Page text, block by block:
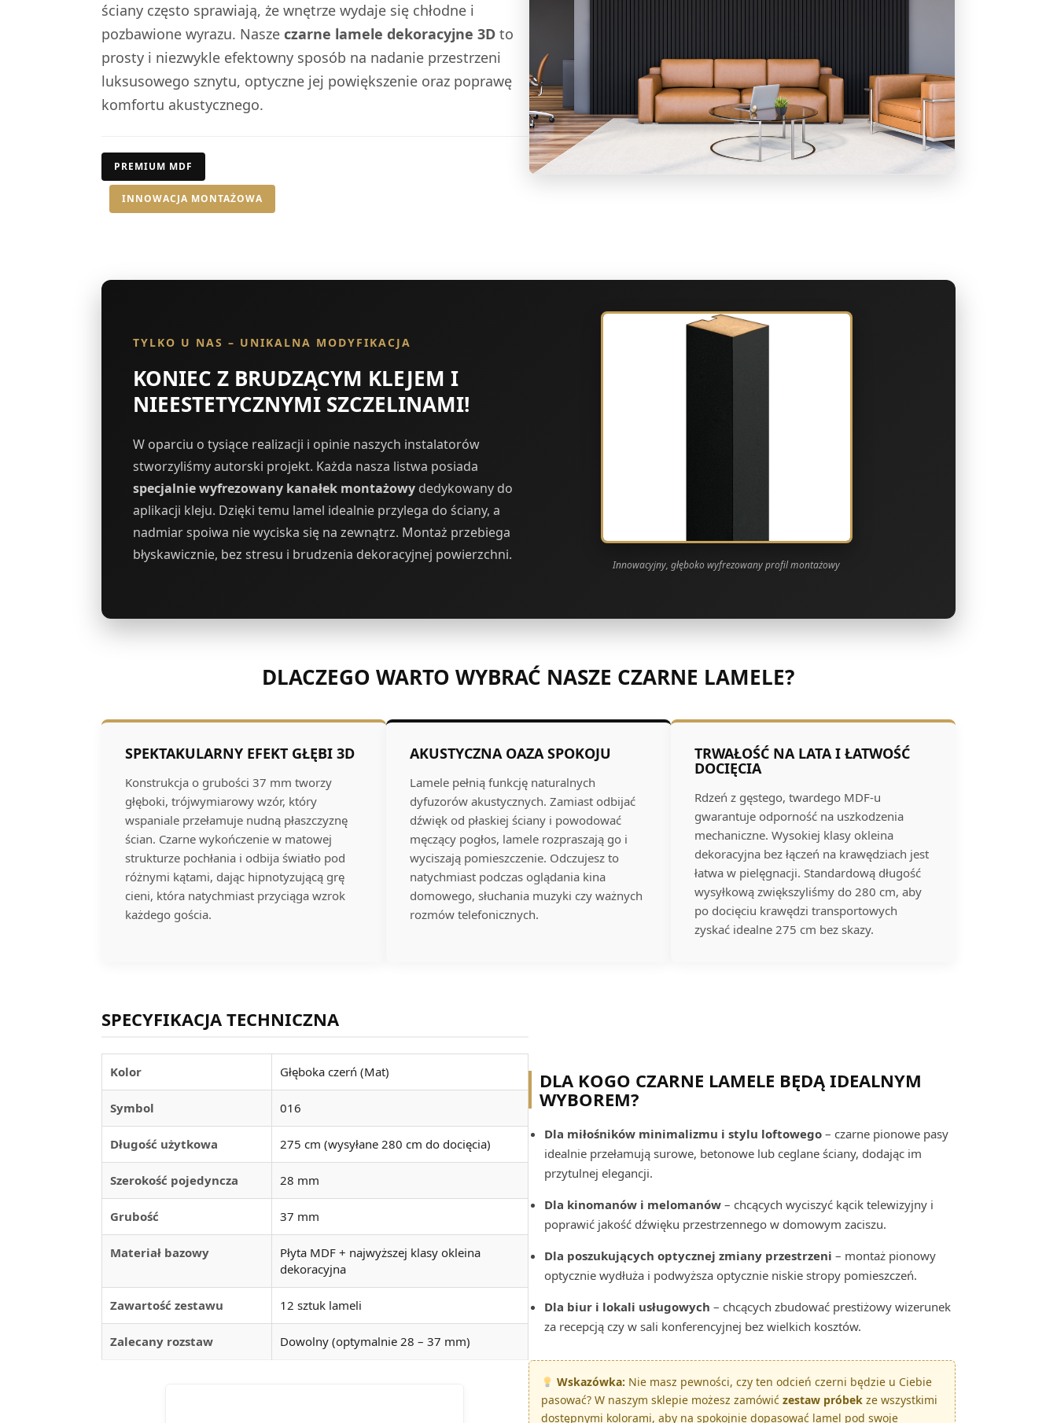
ściany często sprawiają, że wnętrze wydaje się chłodne i
pozbawione wyrazu. Nasze czarne lamele dekoracyjne 3Dto
prosty i niezwykle efektowny sposób na nadanie przestrzeni
luksusowego sznytu, optyczne jej powiększenie oraz poprawę
komfortu akustycznego.
PREMIUM MDF
INNOWACJA MONTAŻOWA
TYLKO U NAS – UNIKALNA MODYFIKACJA
KONIEC Z BRUDZĄCYM KLEJEM I
NIEESTETYCZNYMI SZCZELINAMI!
W oparciu o tysiące realizacji i opinie naszych instalatorów
stworzyliśmy autorski projekt. Każda nasza listwa posiada
specjalnie wyfrezowany kanałek montażowydedykowany do
aplikacji kleju. Dzięki temu lamel idealnie przylega do ściany, a
nadmiar spoiwa nie wyciska się na zewnątrz. Montaż przebiega
błyskawicznie, bez stresu i brudzenia dekoracyjnej powierzchni.
Innowacyjny, głęboko wyfrezowany profil montażowy
DLACZEGO WARTO WYBRAĆ NASZE CZARNE LAMELE?
SPEKTAKULARNY EFEKT GŁĘBI 3D
Konstrukcja o grubości 37 mm tworzy
głęboki, trójwymiarowy wzór, który
wspaniale przełamuje nudną płaszczyznę
ścian. Czarne wykończenie w matowej
strukturze pochłania i odbija światło pod
różnymi kątami, dając hipnotyzującą grę
cieni, która natychmiast przyciąga wzrok
każdego gościa.
AKUSTYCZNA OAZA SPOKOJU
Lamele pełnią funkcję naturalnych
dyfuzorów akustycznych. Zamiast odbijać
dźwięk od płaskiej ściany i powodować
męczący pogłos, lamele rozpraszają go i
wyciszają pomieszczenie. Odczujesz to
natychmiast podczas oglądania kina
domowego, słuchania muzyki czy ważnych
rozmów telefonicznych.
TRWAŁOŚĆ NA LATA I ŁATWOŚĆ
DOCIĘCIA
Rdzeń z gęstego, twardego MDF-u
gwarantuje odporność na uszkodzenia
mechaniczne. Wysokiej klasy okleina
dekoracyjna bez łączeń na krawędziach jest
łatwa w pielęgnacji. Standardową długość
wysyłkową zwiększyliśmy do 280 cm, aby
po docięciu krawędzi transportowych
zyskać idealne 275 cm bez skazy.
SPECYFIKACJA TECHNICZNA
Kolor Głęboka czerń (Mat)
Symbol 016
Długość użytkowa 275 cm (wysyłane 280 cm do docięcia)
Szerokość pojedyncza 28 mm
Grubość 37 mm
Materiał bazowy
Płyta MDF + najwyższej klasy okleina
dekoracyjna
Zawartość zestawu 12 sztuk lameli
Zalecany rozstaw Dowolny (optymalnie 28 – 37 mm)
DLA KOGO CZARNE LAMELE BĘDĄ IDEALNYM
WYBOREM?
Dla miłośników minimalizmu i stylu loftowego – czarne pionowe pasy
idealnie przełamują surowe, betonowe lub ceglane ściany, dodając im
przytulnej elegancji.
Dla kinomanów i melomanów – chcących wyciszyć kącik telewizyjny i
poprawić jakość dźwięku przestrzennego w domowym zaciszu.
Dla poszukujących optycznej zmiany przestrzeni – montaż pionowy
optycznie wydłuża i podwyższa optycznie niskie stropy pomieszczeń.
Dla biur i lokali usługowych – chcących zbudować prestiżowy wizerunek
za recepcją czy w sali konferencyjnej bez wielkich kosztów.
Wskazówka: Nie masz pewności, czy ten odcień czerni będzie u Ciebie
pasować? W naszym sklepie możesz zamówić zestaw próbek ze wszystkimi
dostępnymi kolorami, aby na spokojnie dopasować lamel pod swoje